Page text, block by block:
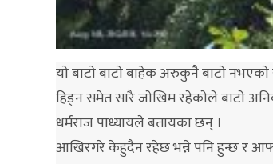
याे बाटाे बाटाे बाहेक अरुकुनै बाटाे नभएकाे
हिड्न समेत सारै जाेखिम रहेकाेले बाटाे
धर्मराज पाध्यायले बतायका छन् ।
आखिरगरे केहुदैन रहेछ भन्ने पनि हुन्छ र